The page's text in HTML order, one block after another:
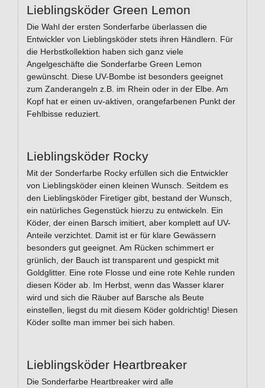
Lieblingsköder Green Lemon
Die Wahl der ersten Sonderfarbe überlassen die
Entwickler von Lieblingsköder stets ihren Händlern. Für
die Herbstkollektion haben sich ganz viele
Angelgeschäfte die Sonderfarbe Green Lemon
gewünscht. Diese UV-Bombe ist besonders geeignet
zum Zanderangeln z.B. im Rhein oder in der Elbe. Am
Kopf hat er einen uv-aktiven, orangefarbenen Punkt der
Fehlbisse reduziert.
Lieblingsköder Rocky
Mit der Sonderfarbe Rocky erfüllen sich die Entwickler
von Lieblingsköder einen kleinen Wunsch. Seitdem es
den Lieblingsköder Firetiger gibt, bestand der Wunsch,
ein natürliches Gegenstück hierzu zu entwickeln. Ein
Köder, der einen Barsch imitiert, aber komplett auf UV-
Anteile verzichtet. Damit ist er für klare Gewässern
besonders gut geeignet. Am Rücken schimmert er
grünlich, der Bauch ist transparent und gespickt mit
Goldglitter. Eine rote Flosse und eine rote Kehle runden
diesen Köder ab. Im Herbst, wenn das Wasser klarer
wird und sich die Räuber auf Barsche als Beute
einstellen, liegst du mit diesem Köder goldrichtig! Diesen
Köder sollte man immer bei sich haben.
Lieblingsköder Heartbreaker
Die Sonderfarbe Heartbreaker wird alle